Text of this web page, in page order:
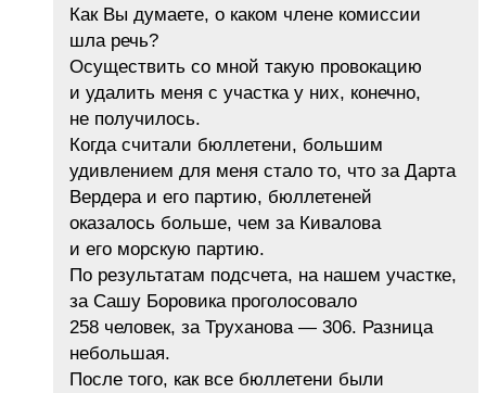
Как Вы думаете, о каком члене комиссии
шла речь?
Осуществить со мной такую провокацию
и удалить меня с участка у них, конечно,
не получилось.
Когда считали бюллетени, большим
удивлением для меня стало то, что за Дарта
Вердера и его партию, бюллетеней
оказалось больше, чем за Кивалова
и его морскую партию.
По результатам подсчета, на нашем участке,
за Сашу Боровика проголосовало
258 человек, за Труханова — 306. Разница
небольшая.
После того, как все бюллетени были